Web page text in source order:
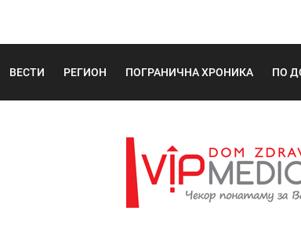
ВЕСТИ РЕГИОН ПОГРАНИЧНА ХРОНИКА ПО